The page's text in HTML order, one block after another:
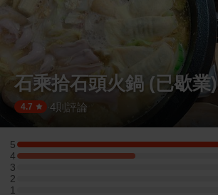
石乘拾石頭火鍋 (已歇業)
4.7 4則評論
5
5 星：2 則評論
4
4 星：1 則評論
3
3 星：0 則評論
2
2 星：0 則評論
1